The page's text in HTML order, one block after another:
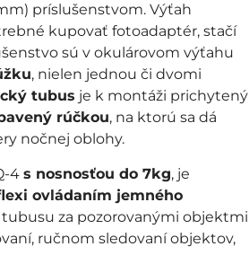
príslušenstvom. Výťah
kupovať fotoadaptér, stačí
sú v okulárovom výťahu
, nielen jednou či dvomi
tubus je k montáži prichytený
rúčkou, na ktorú sa dá
nočnej oblohy.
4 s nosnosťou do 7kg, je
ovládaním jemného
za pozorovanými objektmi
ručnom sledovaní objektov,